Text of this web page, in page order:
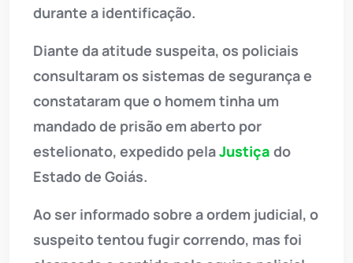
durante a identificação.
Diante da atitude suspeita, os policiais
consultaram os sistemas de segurança e
constataram que o homem tinha um
mandado de prisão em aberto por
estelionato, expedido pelaJustiça do
Estado de Goiás.
Ao ser informado sobre a ordem judicial, o
suspeito tentou fugir correndo, mas foi